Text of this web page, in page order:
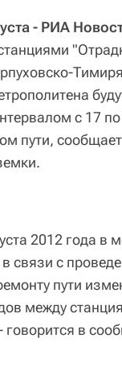
- РИА
с 17 по
пути,
2012 года в
связи с
пути
между
говорится в